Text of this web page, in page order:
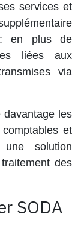
services et
en plus de
liées aux
via
davantage les
et
solution
des
SODA